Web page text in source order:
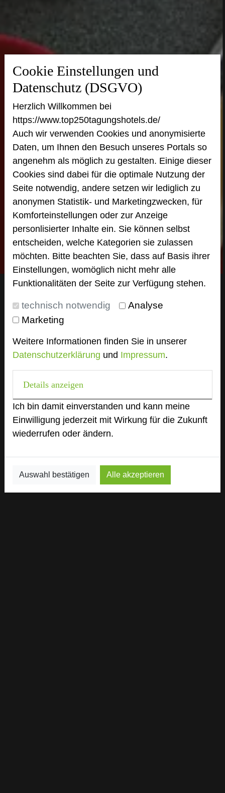
Cookie Einstellungen und
Datenschutz (DSGVO)
Herzlich Willkommen bei
https://www.top250tagungshotels.de/
Auch wir verwenden Cookies und anonymisierte
Daten, um Ihnen den Besuch unseres Portals so
angenehm als möglich zu gestalten. Einige dieser
Cookies sind dabei für die optimale Nutzung der
Seite notwendig, andere setzen wir lediglich zu
anonymen Statistik- und Marketingzwecken, für
Komforteinstellungen oder zur Anzeige
personlisierter Inhalte ein. Sie können selbst
entscheiden, welche Kategorien sie zulassen
möchten. Bitte beachten Sie, dass auf Basis ihrer
Einstellungen, womöglich nicht mehr alle
Funktionalitäten der Seite zur Verfügung stehen.
technisch notwendig
Analyse
Marketing
Weitere Informationen finden Sie in unserer
Datenschutzerklärung und Impressum.
Details anzeigen
Ich bin damit einverstanden und kann meine
Einwilligung jederzeit mit Wirkung für die Zukunft
wiederrufen oder ändern.
Auswahl bestätigen Alle akzeptieren